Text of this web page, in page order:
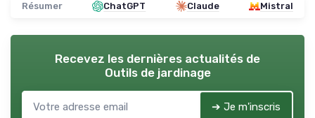
Résumer ChatGPT Claude Mistral
Recevez les dernières actualités de
Outils de jardinage
➔ Je m'inscris